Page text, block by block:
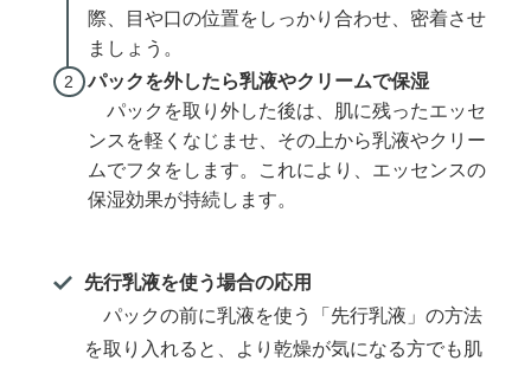
際、目や口の位置をしっかり合わせ、密着させ
ましょう。
パックを外したら乳液やクリームで保湿
パックを取り外した後は、肌に残ったエッセ
ンスを軽くなじませ、その上から乳液やクリー
ムでフタをします。これにより、エッセンスの
保湿効果が持続します。
先行乳液を使う場合の応用
パックの前に乳液を使う「先行乳液」の方法
を取り入れると、より乾燥が気になる方でも肌